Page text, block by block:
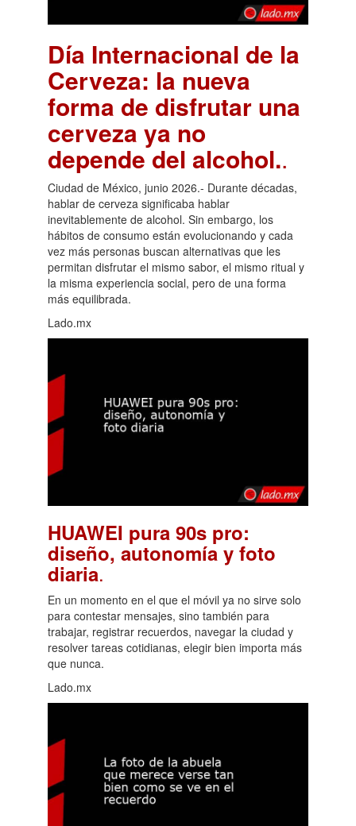
Día Internacional de la
Cerveza: la nueva
forma de disfrutar una
cerveza ya no
depende del alcohol..
Ciudad de México, junio 2026.- Durante décadas,
hablar de cerveza significaba hablar
inevitablemente de alcohol. Sin embargo, los
hábitos de consumo están evolucionando y cada
vez más personas buscan alternativas que les
permitan disfrutar el mismo sabor, el mismo ritual y
la misma experiencia social, pero de una forma
más equilibrada.
Lado.mx
HUAWEI pura 90s pro:
diseño, autonomía y foto
diaria.
En un momento en el que el móvil ya no sirve solo
para contestar mensajes, sino también para
trabajar, registrar recuerdos, navegar la ciudad y
resolver tareas cotidianas, elegir bien importa más
que nunca.
Lado.mx